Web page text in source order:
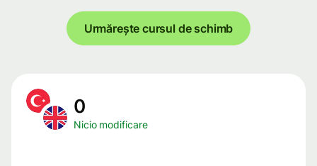
Urmărește cursul de schimb
0
Nicio modificare